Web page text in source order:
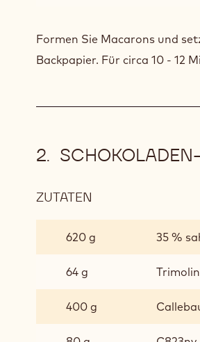
Formen Sie Macarons und
Backpapier. Für circa 10 - 12
ZUTATEN
620 g 35 %
64 g Trimolin
400 g